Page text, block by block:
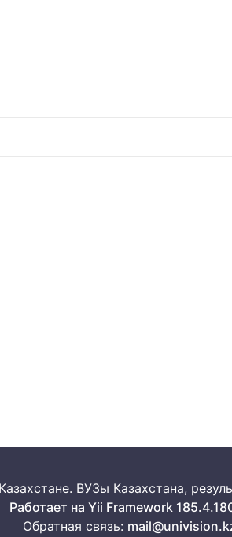
ВУЗы Казахстана,
Работает на Yii Framework
Обратная связь: